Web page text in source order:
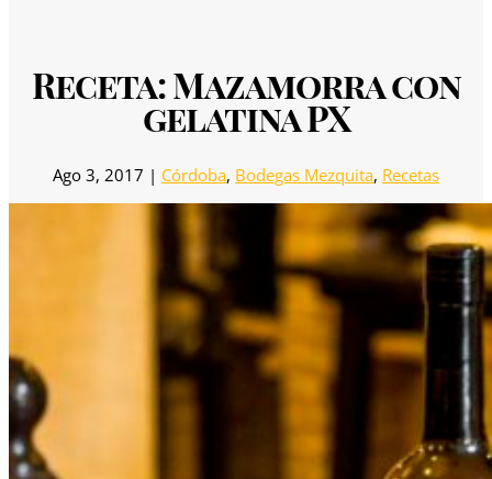
Receta: Mazamorra con
gelatina PX
Ago 3, 2017 | Córdoba, Bodegas Mezquita, Recetas